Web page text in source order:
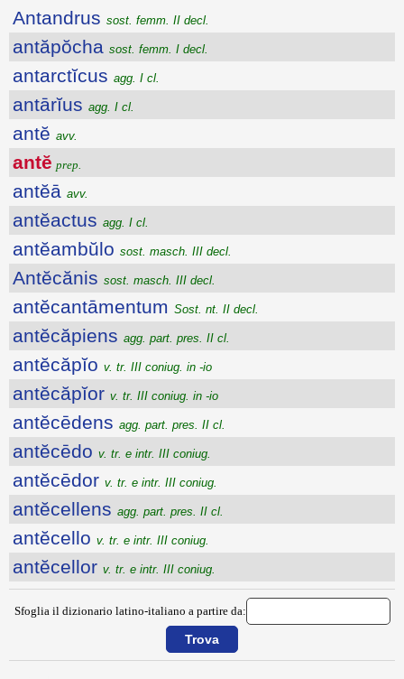
Antandrus sost. femm. II decl.
antăpŏcha sost. femm. I decl.
antarctĭcus agg. I cl.
antārĭus agg. I cl.
antĕ avv.
antĕ prep.
antĕā avv.
antĕactus agg. I cl.
antĕambŭlo sost. masch. III decl.
Antĕcănis sost. masch. III decl.
antĕcantāmentum Sost. nt. II decl.
antĕcăpiens agg. part. pres. II cl.
antĕcăpĭo v. tr. III coniug. in -io
antĕcăpĭor v. tr. III coniug. in -io
antĕcēdens agg. part. pres. II cl.
antĕcēdo v. tr. e intr. III coniug.
antĕcēdor v. tr. e intr. III coniug.
antĕcellens agg. part. pres. II cl.
antĕcello v. tr. e intr. III coniug.
antĕcellor v. tr. e intr. III coniug.
Sfoglia il dizionario latino-italiano a partire da: